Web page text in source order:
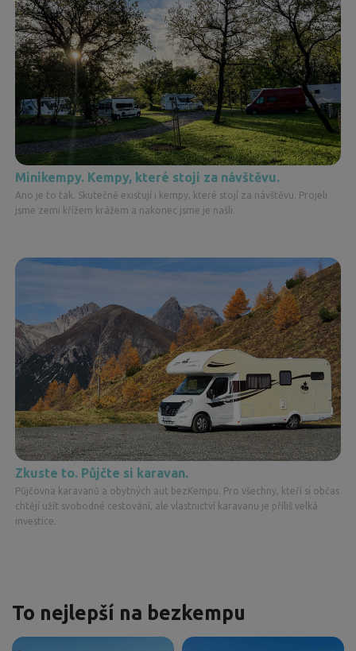
Minikempy. Kempy, které stojí za návštěvu.
Ano je to tak. Skutečně existují i kempy, které stojí za návštěvu. Projeli
jsme zemi křížem krážem a nakonec jsme je našli.
Zkuste to. Půjčte si karavan.
Půjčovna karavanů a obytných aut bezKempu. Pro všechny, kteří si občas
chtějí užít svobodné cestování, ale vlastnictví karavanu je příliš velká
investice.
To nejlepší na bezkempu